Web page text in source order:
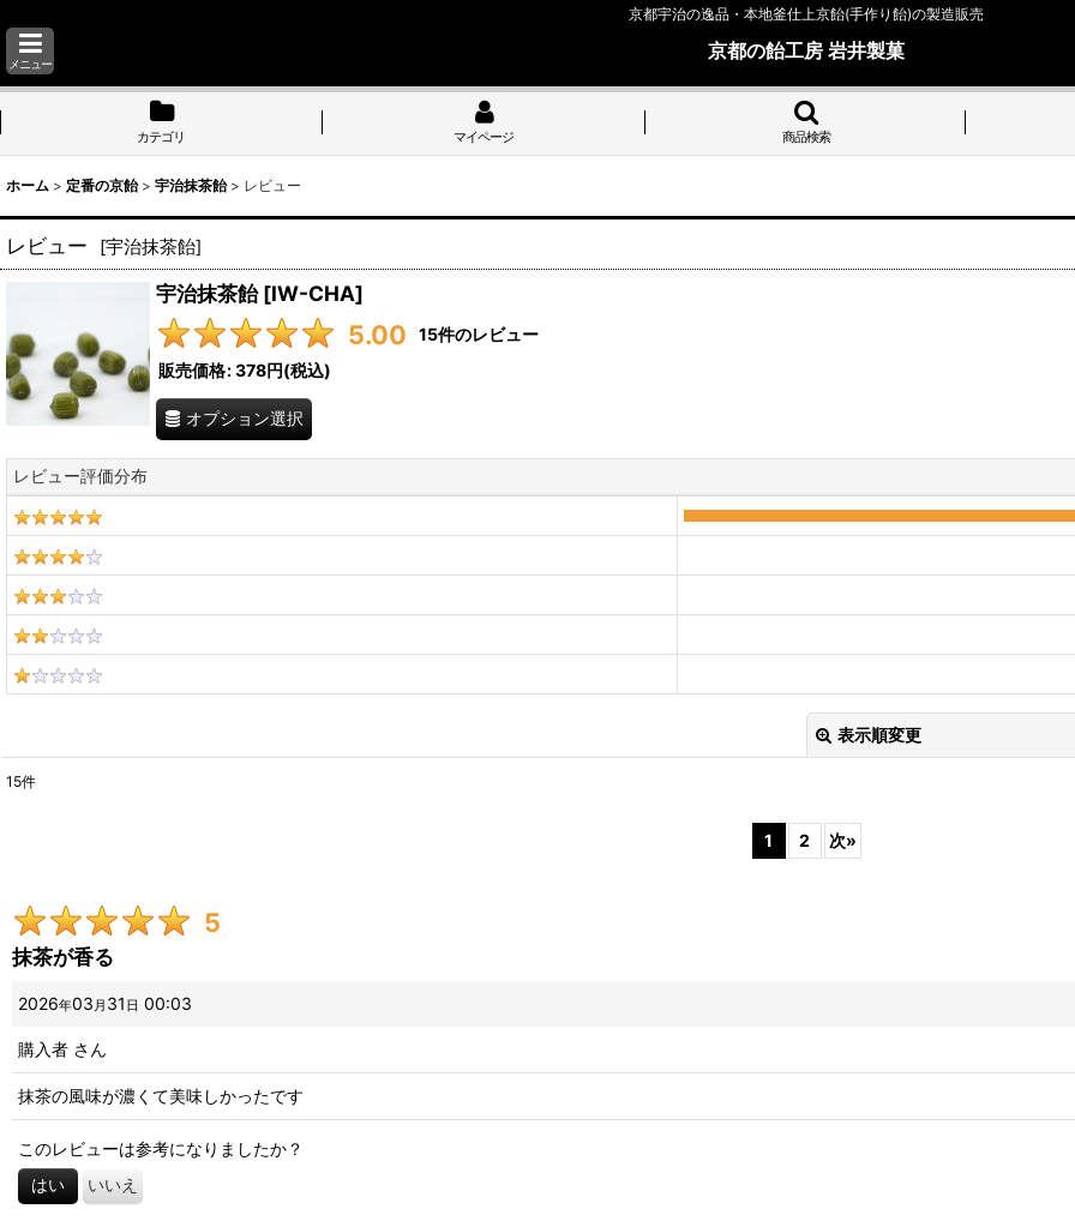
京都宇治の逸品・本地釜仕上京飴(手作り飴)の製造販売
メニュー
京都の飴工房 岩井製菓
カテゴリ マイページ 商品検索
ホーム > 定番の京飴 > 宇治抹茶飴 > レビュー
レビュー [宇治抹茶飴]
宇治抹茶飴 [IW-CHA]
5.00 15件のレビュー
販売価格:378円(税込)
オプション選択
レビュー評価分布
表示順変更
画像:
星の数 :
並び順 :
絞り込む
15件
1 2 次»
5
抹茶が香る
2026年03 月 31 日 00:03
購入者 さん
抹茶の風味が濃くて美味しかったです
このレビューは参考になりましたか？
はい いいえ